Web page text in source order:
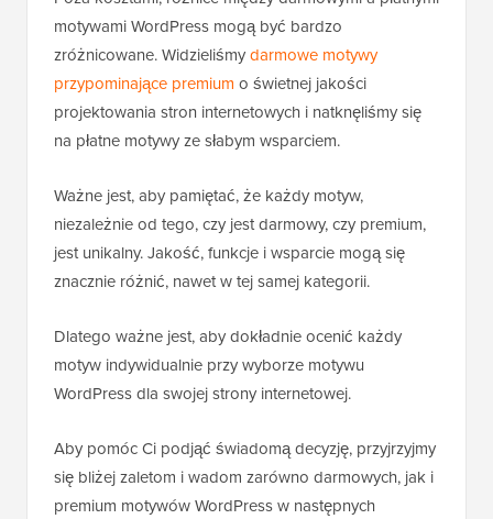
motywami WordPress mogą być bardzo
zróżnicowane. Widzieliśmydarmowe motywy
przypominające premium o świetnej jakości
projektowania stron internetowych i natknęliśmy się
na płatne motywy ze słabym wsparciem.
Ważne jest, aby pamiętać, że każdy motyw,
niezależnie od tego, czy jest darmowy, czy premium,
jest unikalny. Jakość, funkcje i wsparcie mogą się
znacznie różnić, nawet w tej samej kategorii.
Dlatego ważne jest, aby dokładnie ocenić każdy
motyw indywidualnie przy wyborze motywu
WordPress dla swojej strony internetowej.
Aby pomóc Ci podjąć świadomą decyzję, przyjrzyjmy
się bliżej zaletom i wadom zarówno darmowych, jak i
premium motywów WordPress w następnych